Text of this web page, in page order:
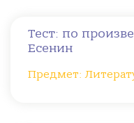
Тест: по
Есенин
Предмет: